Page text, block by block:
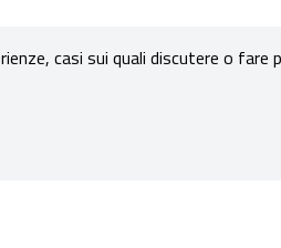
casi sui quali discutere o